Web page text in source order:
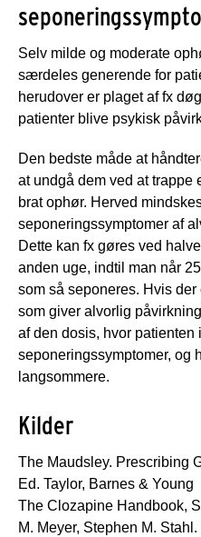
Selv milde og moderate
særdeles generende for
herudover er plaget af fx
patienter blive psykisk
Den bedste måde at
at undgå dem ved at trappe
brat ophør. Herved
seponeringssymptomer af
Dette kan fx gøres ved
anden uge, indtil man når
som så seponeres. Hvis
som giver alvorlig
af den dosis, hvor patienten
seponeringssymptomer, og
langsommere.
Kilder
The Maudsley. Prescribing
Ed. Taylor, Barnes & Young
The Clozapine Handbook,
M. Meyer, Stephen M.